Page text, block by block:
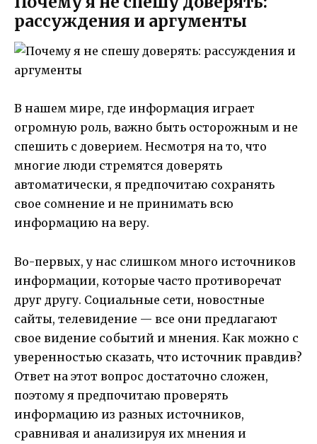
рассуждения и аргументы
В нашем мире, где информация играет
огромную роль, важно быть осторожным и не
спешить с доверием. Несмотря на то, что
многие люди стремятся доверять
автоматически, я предпочитаю сохранять
свое сомнение и не принимать всю
информацию на веру.
Во-первых, у нас слишком много источников
информации, которые часто противоречат
друг другу. Социальные сети, новостные
сайты, телевидение — все они предлагают
свое видение событий и мнения. Как можно с
уверенностью сказать, что источник правдив?
Ответ на этот вопрос достаточно сложен,
поэтому я предпочитаю проверять
информацию из разных источников,
сравнивая и анализируя их мнения и